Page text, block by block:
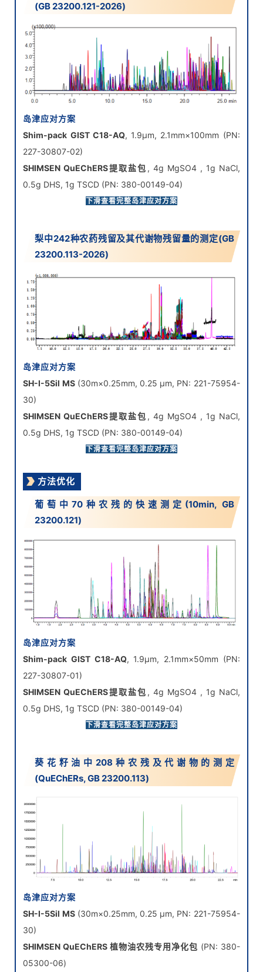
(GB 23200.121-2026)
岛津应对方案
Shim-pack GIST C18-AQ, 1.9μm, 2.1mm×100mm (PN:
227-30807-02)
SHIMSEN QuEChERS提取盐包 , 4g MgSO4 , 1g NaCl,
0.5g DHS, 1g TSCD (PN: 380-00149-04)
SHIMSEN QuEChERS净化管, 30mg PSA, 15mg GCB,
下滑查看完整岛津应对方案
梨中242种农药残留及其代谢物残留量的测定(GB
23200.113-2026)
岛津应对方案
SH-I-5Sil MS(30m×0.25mm, 0.25 μm, PN: 221-75954-
30)
SHIMSEN QuEChERS提取盐包 , 4g MgSO4 , 1g NaCl,
0.5g DHS, 1g TSCD (PN: 380-00149-04)
SHIMSEN QuEChERS净化管
下滑查看完整岛津应对方案
方法优化
葡萄中70种农残的快速测定(10min, GB
23200.121)
岛津应对方案
Shim-pack GIST C18-AQ, 1.9μm, 2.1mm×50mm (PN:
227-30807-01)
SHIMSEN QuEChERS提取盐包 , 4g MgSO4 , 1g NaCl,
0.5g DHS, 1g TSCD (PN: 380-00149-04)
SHIMSEN QuEChERS净化管, 30mg PSA, 15mg GCB,
下滑查看完整岛津应对方案
葵花籽油中208种农残及代谢物的测定
(QuEChERs, GB 23200.113)
岛津应对方案
SH-I-5Sil MS(30m×0.25mm, 0.25 μm, PN: 221-75954-
30)
SHIMSEN QuEChERS 植物油农残专用净化包 (PN: 380-
05300-06)